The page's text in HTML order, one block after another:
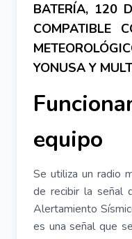
BATERÍA, 120
COMPATIBLE
YONUSA Y
equipo
Se utiliza un radio
de recibir la señal
Alertamiento
es una señal que